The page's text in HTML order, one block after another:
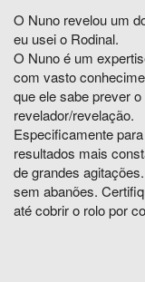
O Nuno revelou um
eu usei o Rodinal.
O Nuno é um
com vasto
que ele sabe prever
revelador/revelação.
Especificamente
resultados mais
de grandes
sem abanões.
até cobrir o rolo por